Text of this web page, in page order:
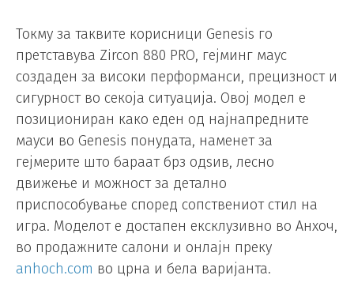
Токму за таквите корисници Genesis го
претставува Zircon 880 PRO, гејминг маус
создаден за високи перформанси, прецизност и
сигурност во секоја ситуација. Овој модел е
позициониран како еден од најнапредните
мауси во Genesis понудата, наменет за
гејмерите што бараат брз одѕив, лесно
движење и можност за детално
приспособување според сопствениот стил на
игра. Моделот е достапен ексклузивно во Анхоч,
во продажните салони и онлајн преку
anhoch.com во црна и бела варијанта.